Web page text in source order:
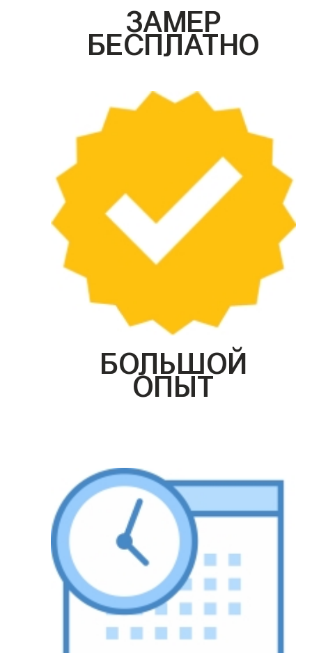
ЗАМЕР
БЕСПЛАТНО
БОЛЬШОЙ
ОПЫТ